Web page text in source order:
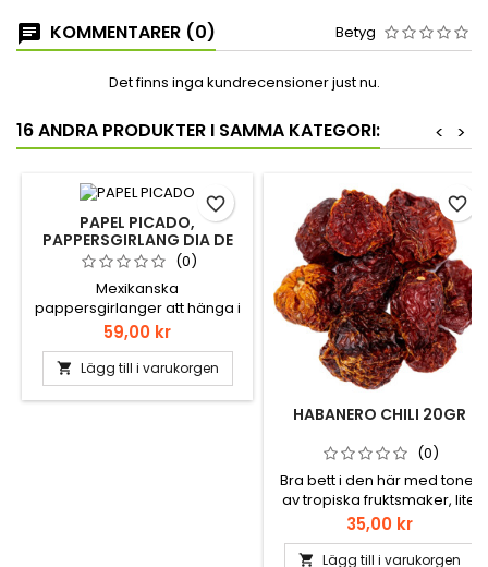
KOMMENTARER (0) Betyg
Det finns inga kundrecensioner just nu.
16 ANDRA PRODUKTER I SAMMA KATEGORI: >
<
PAPEL PICADO,
PAPPERSGIRLANG DIA DE
LOS MUERTOS
(0)
Mexikanska
pappersgirlanger att hänga i
taket. Dom här har lite dia de
Muertos tema. 10 delar, 5
meter lång
Pris
59,00 kr
 Lägg till i varukorgen
favorite_border
HABANERO CHILI 20GR
(0)
Bra bett i den här med toner
av tropiska fruktsmaker, lite
kokosnöt och papaya och en
hint av bär. En favorit i salsan.
Pris
35,00 kr
 Lägg till i varukorgen
favorite_border